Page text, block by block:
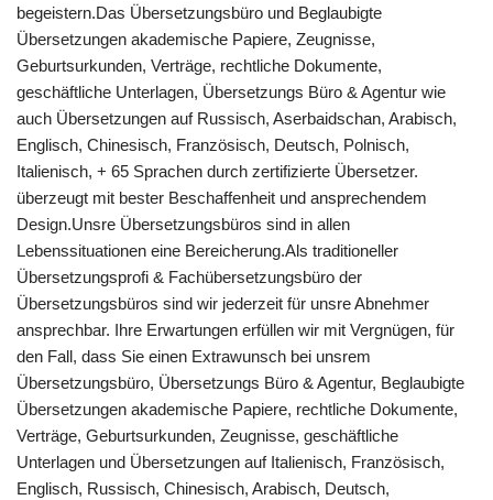
begeistern.Das Übersetzungsbüro und Beglaubigte
Übersetzungen akademische Papiere, Zeugnisse,
Geburtsurkunden, Verträge, rechtliche Dokumente,
geschäftliche Unterlagen, Übersetzungs Büro & Agentur wie
auch Übersetzungen auf Russisch, Aserbaidschan, Arabisch,
Englisch, Chinesisch, Französisch, Deutsch, Polnisch,
Italienisch, + 65 Sprachen durch zertifizierte Übersetzer.
überzeugt mit bester Beschaffenheit und ansprechendem
Design.Unsre Übersetzungsbüros sind in allen
Lebenssituationen eine Bereicherung.Als traditioneller
Übersetzungsprofi & Fachübersetzungsbüro der
Übersetzungsbüros sind wir jederzeit für unsre Abnehmer
ansprechbar. Ihre Erwartungen erfüllen wir mit Vergnügen, für
den Fall, dass Sie einen Extrawunsch bei unsrem
Übersetzungsbüro, Übersetzungs Büro & Agentur, Beglaubigte
Übersetzungen akademische Papiere, rechtliche Dokumente,
Verträge, Geburtsurkunden, Zeugnisse, geschäftliche
Unterlagen und Übersetzungen auf Italienisch, Französisch,
Englisch, Russisch, Chinesisch, Arabisch, Deutsch,